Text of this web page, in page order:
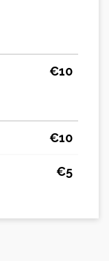
€10
€10
€5